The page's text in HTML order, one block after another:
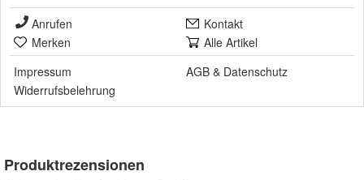
Anrufen
Kontakt
Merken
Alle Artikel
Impressum
AGB & Datenschutz
Widerrufsbelehrung
Produktrezensionen